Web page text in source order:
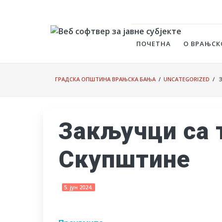
ПОЧЕТНА О
ГРАДСКА ОПШТИНА ВРАЊСКА БАЊА / UNCATEGORIZED /
Закључци са
Скупштине
5. јун 2024.